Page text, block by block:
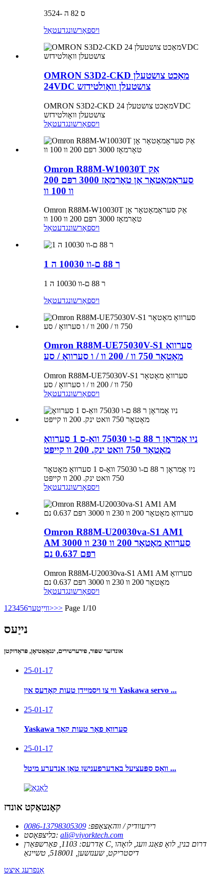
ס 82 ה -3524
ויספאָרשונגדעטאַל
OMRON S3D2-CKD מאַכט צושטעלן
24VDC צושטעלן וואָולטידזש
OMRON S3D2-CKD מאַכט צושטעלן 24VDC
צושטעלן וואָולטידזש
ויספאָרשונגדעטאַל
Omron R88M-W10030T אַק
סעראָמאָטאָר אָן טאָרמאָז 3000 רפּם 200
וו 100 וו
Omron R88M-W10030T אַק סעראָמאָטאָר אָן
טאָרמאָז 3000 רפּם 200 וו 100 וו
ויספאָרשונגדעטאַל
ר 88 ם-וו 10030 ה 1
ר 88 ם-וו 10030 ה 1
ויספאָרשונגדעטאַל
Omron R88M-UE75030V-S1 סערוואָ
מאָטאָר 750 וו / 200 וו / ו סערוואָ / סע
Omron R88M-UE75030V-S1 סערוואָ מאָטאָר
750 וו / 200 וו / ו סערוואָ / סע
ויספאָרשונגדעטאַל
ניו אָמראָן ר 88 ם-ו 75030 וואַ-ס 1 סערוואָ
מאָטאָר 750 וואט ינק. 200 וו קייפּט
ניו אָמראָן ר 88 ם-ו 75030 וואַ-ס 1 סערוואָ מאָטאָר
750 וואט ינק. 200 וו קייפּט
ויספאָרשונגדעטאַל
Omron R88M-U20030va-S1 AM1
AM סערוואָ מאָטאָר 200 וו 230 וו 3000
רפּם 0.637 נם
Omron R88M-U20030va-S1 AM1 AM סערוואָ
מאָטאָר 200 וו 230 וו 3000 רפּם 0.637 נם
ויספאָרשונגדעטאַל
1 23456 ווייַטער>>> Page 1/10
נייַעס
אונדזער שפּור, פירערשירים, יננאָאַטיאָן, פּראָדוקטן
25-01-17
ווי צו ויסמיידן טעות קאָדעס אין Yaskawa servo ...
25-01-17
Yaskawa סערוואָ פאָר טעות קאָד
25-01-17
וואָס ספּעציעל באדערפענישן טאָן אנדערע מיטל ...
קאָנטאַקט אונדז
רירעוודיק / ווהאַצאַפּפּ: 0086-13798305309
בליצפּאָסט: ali@viyorktech.com
אַדרעס:
1103, פאַרשפּאַרן C, דרום בנין, לואָ פאַנג וועג, לואָהו
דיסטריקט, שענזשען, 518001, טשיינאַ
אָנפרעג איצט